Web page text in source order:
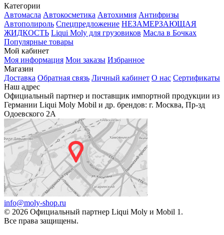
Категории
Автомасла Автокосметика Автохимия Антифризы
Автополироль Спецпредложение НЕЗАМЕРЗАЮЩАЯ
ЖИДКОСТЬ Liqui Moly для грузовиков Масла в Бочках
Популярные товары
Мой кабинет
Моя информация Мои заказы Избранное
Магазин
Доставка Обратная связь Личный кабинет О нас Сертификаты
Наш адрес
Официальный партнер и поставщик импортной продукции из
Германии Liqui Moly Mobil и др. брендов: г. Москва, Пр-зд
Одоевского 2А
info@moly-shop.ru
© 2026 Официальный партнер Liqui Moly и Mobil 1.
Все права защищены.